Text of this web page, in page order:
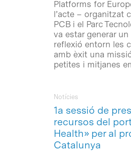
Platforms for
l’acte – organitzat
PCB i el Parc
va estar generar
reflexió entorn les
amb èxit una
petites i mitjanes
1a sessió de
recursos del
Health» per al
Catalunya
Notícies